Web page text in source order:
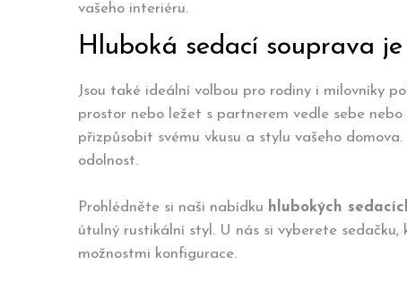
vašeho interiéru.
Hluboká sedací souprava
Jsou také ideální volbou pro rodiny i milovníky
prostor nebo ležet s partnerem vedle sebe
přizpůsobit svému vkusu a stylu vašeho
odolnost.
Prohlédněte si naši nabídku hlubokých
útulný rustikální styl. U nás si vyberete
možnostmi konfigurace.